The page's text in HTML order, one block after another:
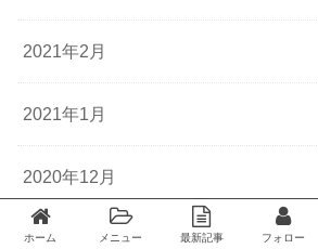
2021年2月
2021年1月
2020年12月
2020年11月
ホーム メニュー 最新記事 フォロー
Twitter